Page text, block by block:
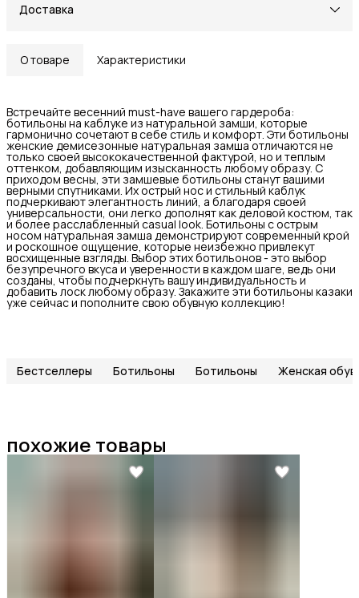
Доставка
О товаре Характеристики
Встречайте весенний must-have вашего гардероба:
ботильоны на каблуке из натуральной замши, которые
гармонично сочетают в себе стиль и комфорт. Эти ботильоны
женские демисезонные натуральная замша отличаются не
только своей высококачественной фактурой, но и теплым
оттенком, добавляющим изысканность любому образу. С
приходом весны, эти замшевые ботильоны станут вашими
верными спутниками. Их острый нос и стильный каблук
подчеркивают элегантность линий, а благодаря своей
универсальности, они легко дополнят как деловой костюм, так
и более расслабленный casual look. Ботильоны с острым
носом натуральная замша демонстрируют современный крой
и роскошное ощущение, которые неизбежно привлекут
восхищенные взгляды. Выбор этих ботильонов - это выбор
безупречного вкуса и уверенности в каждом шаге, ведь они
созданы, чтобы подчеркнуть вашу индивидуальность и
добавить лоск любому образу. Закажите эти ботильоны казаки
уже сейчас и пополните свою обувную коллекцию!
Бестселлеры Ботильоны Ботильоны Женская
похожие товары